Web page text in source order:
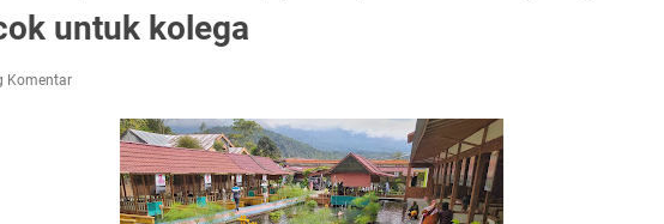
untuk kolega
Komentar